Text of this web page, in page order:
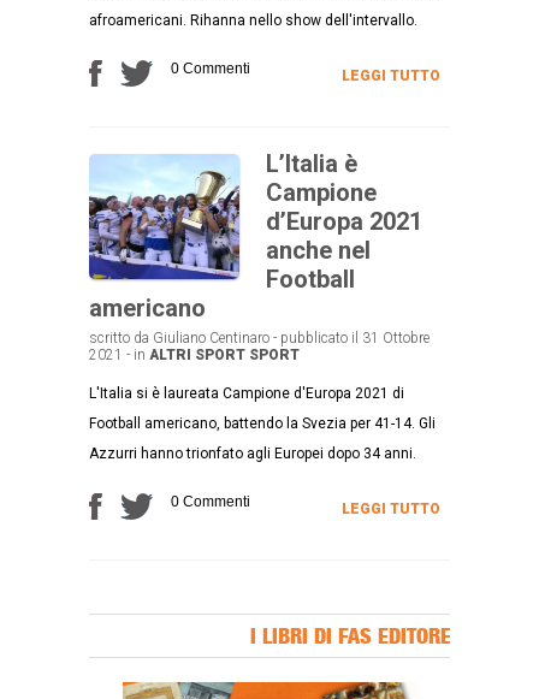
afroamericani. Rihanna nello show dell'intervallo.
0 Commenti LEGGI TUTTO
L’Italia è
Campione
d’Europa 2021
anche nel
Football
americano
scritto da Giuliano Centinaro - pubblicato il 31 Ottobre
2021 - in ALTRI SPORT SPORT
L'Italia si è laureata Campione d'Europa 2021 di
Football americano, battendo la Svezia per 41-14. Gli
Azzurri hanno trionfato agli Europei dopo 34 anni.
0 Commenti LEGGI TUTTO
I LIBRI DI FAS EDITORE